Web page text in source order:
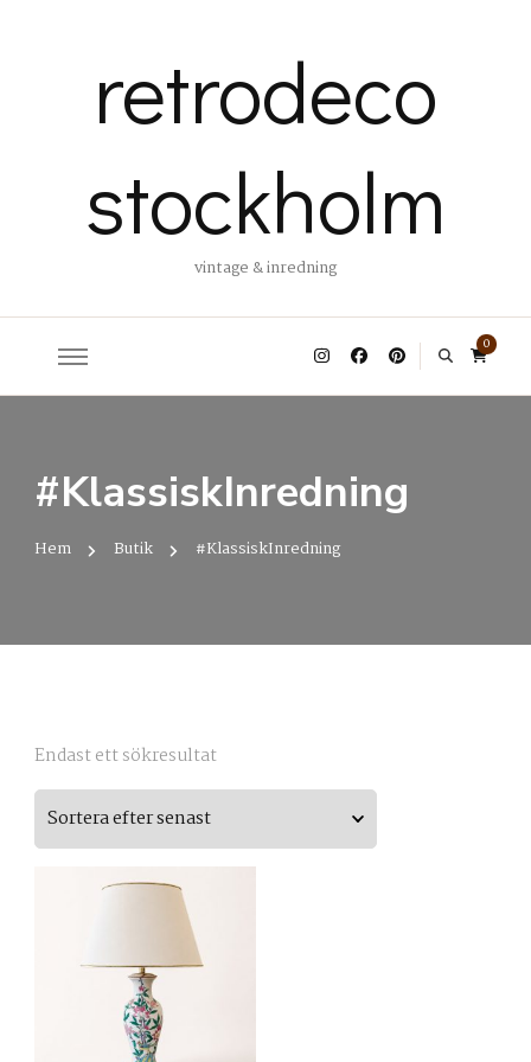
retrodeco
stockholm
vintage & inredning
0
#KlassiskInredning
Hem Butik #KlassiskInredning
Endast ett sökresultat